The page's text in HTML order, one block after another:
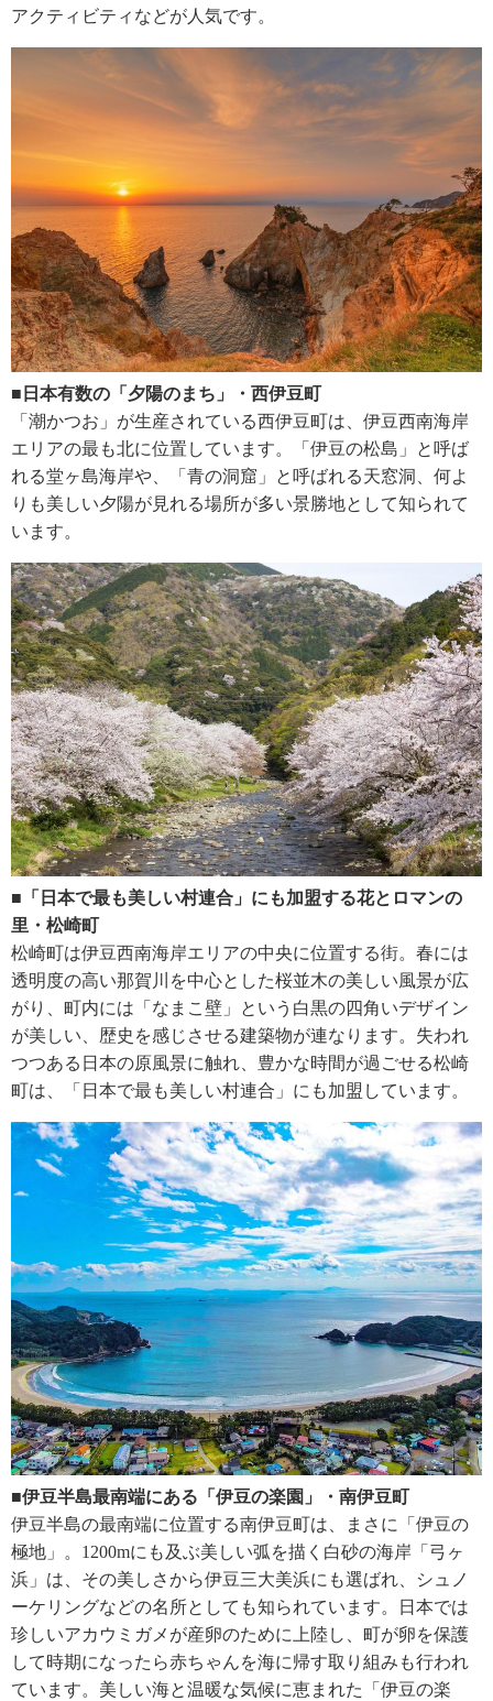
アクティビティなどが人気です。
■日本有数の「夕陽のまち」・西伊豆町
「潮かつお」が生産されている西伊豆町は、伊豆西南海岸
エリアの最も北に位置しています。「伊豆の松島」と呼ば
れる堂ヶ島海岸や、「青の洞窟」と呼ばれる天窓洞、何よ
りも美しい夕陽が見れる場所が多い景勝地として知られて
います。
■「日本で最も美しい村連合」にも加盟する花とロマンの
里・松崎町
松崎町は伊豆西南海岸エリアの中央に位置する街。春には
透明度の高い那賀川を中心とした桜並木の美しい風景が広
がり、町内には「なまこ壁」という白黒の四角いデザイン
が美しい、歴史を感じさせる建築物が連なります。失われ
つつある日本の原風景に触れ、豊かな時間が過ごせる松崎
町は、「日本で最も美しい村連合」にも加盟しています。
■伊豆半島最南端にある「伊豆の楽園」・南伊豆町
伊豆半島の最南端に位置する南伊豆町は、まさに「伊豆の
極地」。1200mにも及ぶ美しい弧を描く白砂の海岸「弓ヶ
浜」は、その美しさから伊豆三大美浜にも選ばれ、シュノ
ーケリングなどの名所としても知られています。日本では
珍しいアカウミガメが産卵のために上陸し、町が卵を保護
して時期になったら赤ちゃんを海に帰す取り組みも行われ
ています。美しい海と温暖な気候に恵まれた「伊豆の楽